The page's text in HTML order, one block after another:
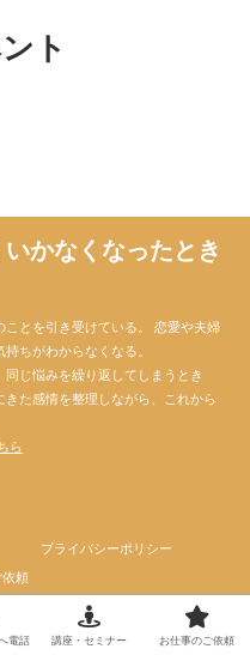
ト
かなくなったとき
とを引き受けている。 恋愛や夫婦
ちがわからなくなる。
じ悩みを繰り返してしまうとき
た感情を整理しながら、これから
ら
プライバシーポリシー
頼
昌代official website.
電話 講座・セミナー お仕事のご依頼